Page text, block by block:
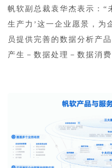
帆软副总裁袁华杰表示：“
生产力’这一企业愿景，为
员提供完善的数据分析产
产生－数据处理－数据消